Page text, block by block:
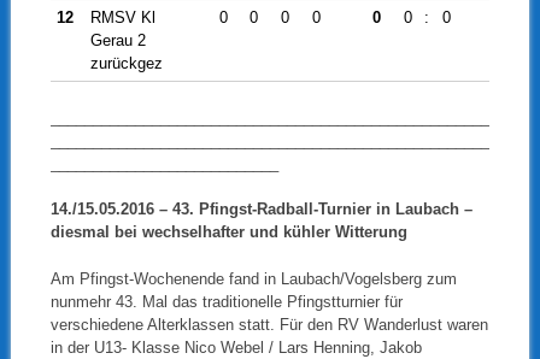
12
RMSV Kl
Gerau 2
zurückgez
0 0 0 0 0 0 : 0
14./15.05.2016 – 43. Pfingst-Radball-Turnier in Laubach –
diesmal bei wechselhafter und kühler Witterung
Am Pfingst-Wochenende fand in Laubach/Vogelsberg zum
nunmehr 43. Mal das traditionelle Pfingstturnier für
verschiedene Alterklassen statt. Für den RV Wanderlust waren
in der U13- Klasse Nico Webel / Lars Henning, Jakob